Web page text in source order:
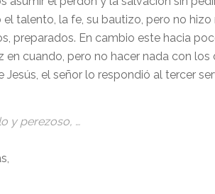
el talento, la fe, su bautizo, pero no
preparados. En cambio este hacia
en cuando, pero no hacer nada con
Jesús, el señor lo respondió al tercer
y perezoso, …